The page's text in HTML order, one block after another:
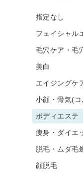
指定なし
フェイシャル
毛穴ケア・毛
美白
エイジングケ
小顔・骨気(コ
ボディエステ
痩身・ダイエ
脱毛・ムダ毛
顔脱毛